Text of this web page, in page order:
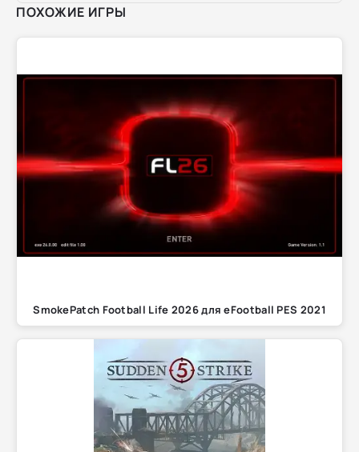
ПОХОЖИЕ ИГРЫ
SmokePatch Football Life 2026 для eFootball PES 2021